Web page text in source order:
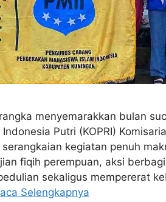
menyemarakkan bulan
Putri (KOPRI)
serangkaian kegiatan penuh
fiqih perempuan, aksi
sekaligus mempererat
Selengkapnya